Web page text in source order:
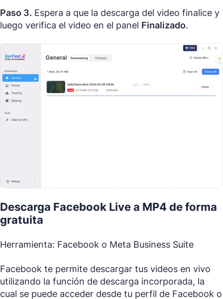
Paso 3. Espera a que la descarga del video finalice y
luego verifica el video en el panel Finalizado.
Descarga Facebook Live a MP4 de forma
gratuita
Herramienta: Facebook o Meta Business Suite
Facebook te permite descargar tus videos en vivo
utilizando la función de descarga incorporada, la
cual se puede acceder desde tu perfil de Facebook o